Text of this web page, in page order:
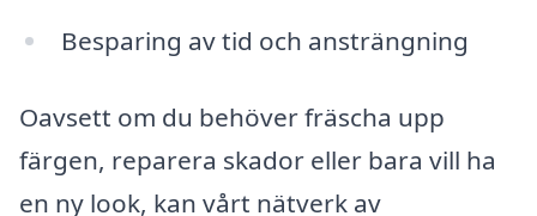
Besparing av tid och ansträngning
Oavsett om du behöver fräscha upp
färgen, reparera skador eller bara vill ha
en ny look, kan vårt nätverk av